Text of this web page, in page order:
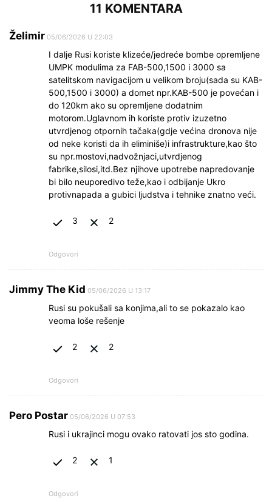
11 KOMENTARA
Želimir 05/06/2026 U 22:03
I dalje Rusi koriste klizeće/jedreće bombe opremljene
UMPK modulima za FAB-500,1500 i 3000 sa
satelitskom navigacijom u velikom broju(sada su KAB-
500,1500 i 3000) a domet npr.KAB-500 je povećan i
do 120km ako su opremljene dodatnim
motorom.Uglavnom ih koriste protiv izuzetno
utvrdjenog otpornih tačaka(gdje većina dronova nije
od neke koristi da ih eliminiše)i infrastrukture,kao što
su npr.mostovi,nadvožnjaci,utvrdjenog
fabrike,silosi,itd.Bez njihove upotrebe napredovanje
bi bilo neuporedivo teže,kao i odbijanje Ukro
protivnapada a gubici ljudstva i tehnike znatno veći.
3 2
Odgovori
Jimmy The Kid 05/06/2026 U 13:17
Rusi su pokušali sa konjima,ali to se pokazalo kao
veoma loše rešenje
2 2
Odgovori
Pero Postar 05/06/2026 U 07:53
Rusi i ukrajinci mogu ovako ratovati jos sto godina.
2 1
Odgovori